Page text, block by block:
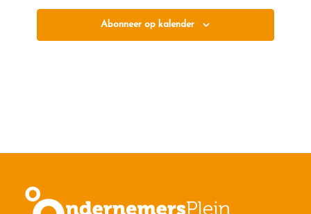
Abonneer op kalender